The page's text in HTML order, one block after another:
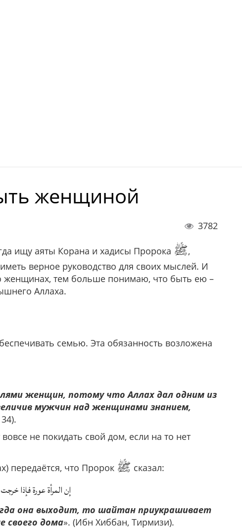
женщиной
3782
ищу аяты Корана и хадисы Пророка ﷺ,
верное руководство для своих мыслей. И
женщинах, тем больше понимаю, что быть ею –
Аллаха.
семью. Эта обязанность возложена
женщин, потому что Аллах дал одним из
мужчин над женщинами знанием,
не покидать свой дом, если на то нет
передаётся, что Пророк ﷺ сказал:
إن المرأة عورة فإذا
она выходит, то шайтан приукрашивает
своего дома». (Ибн Хиббан, Тирмизи).